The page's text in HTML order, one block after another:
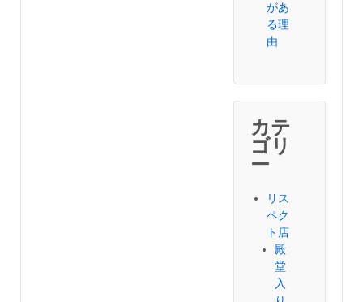
があ
る理
由
カテ
ゴリ
ー
リス
ペク
ト店
殿
堂
入